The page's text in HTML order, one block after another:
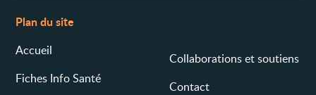
Plan du site
Accueil
Fiches Info Santé
Collaborations et soutiens
Contact